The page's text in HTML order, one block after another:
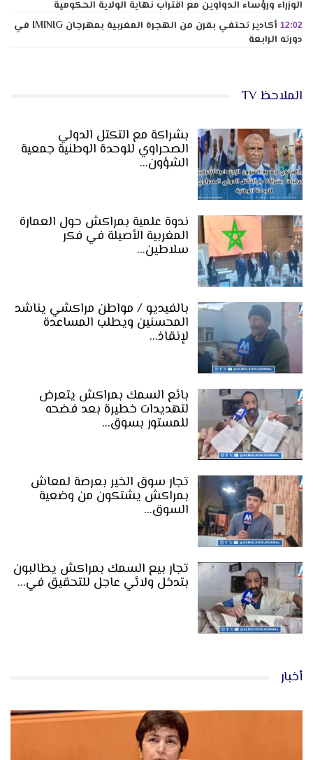
الوزراء ورؤساء الدواوين مع اقتراب نهاية الولاية الحكومية
12:02
أكادير تحتفي بقرن من الهجرة المغربية بمهرجان IMINIG في
دورته الرابعة
الملاحظ TV
بشراكة مع التكتل الدولي
الصحراوي للوحدة الوطنية جمعية
الشؤون…
ندوة علمية بمراكش حول العمارة
المغربية الأصيلة في فكر
سلاطين…
بالفيديو / مواطن مراكشي يناشد
المحسنين ويطلب المساعدة
لإنقاذ…
بائع السمك بمراكش يتعرض
لتهديدات خطيرة بعد فضحه
للمستور بسوق…
تجار سوق الخير بعرصة لمعاش
بمراكش يشتكون من وضعية
السوق…
تجار بيع السمك بمراكش يطالبون
بتدخل ولائي عاجل للتحقيق في…
أخبار